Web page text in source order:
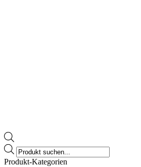
Products
search
Produkt-Kategorien